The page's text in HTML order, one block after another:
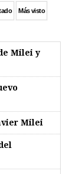
Más visto
Milei y
Milei